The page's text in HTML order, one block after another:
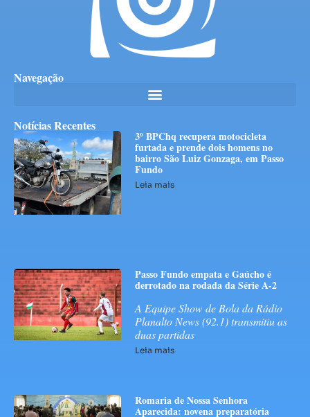
Navegação
Notícias Recentes
3º BPChq recupera motocicleta
furtada e prende dois homens no
bairro São Luiz Gonzaga, em Passo
Fundo
Leia mais
Passo Fundo empata e Gaúcho é
derrotado na rodada da Série A-2
A Equipe Show de Bola da Rádio
Planalto News (92.1) transmitiu as
duas partidas
Leia mais
Romaria de Nossa Senhora
Aparecida: novena preparatória